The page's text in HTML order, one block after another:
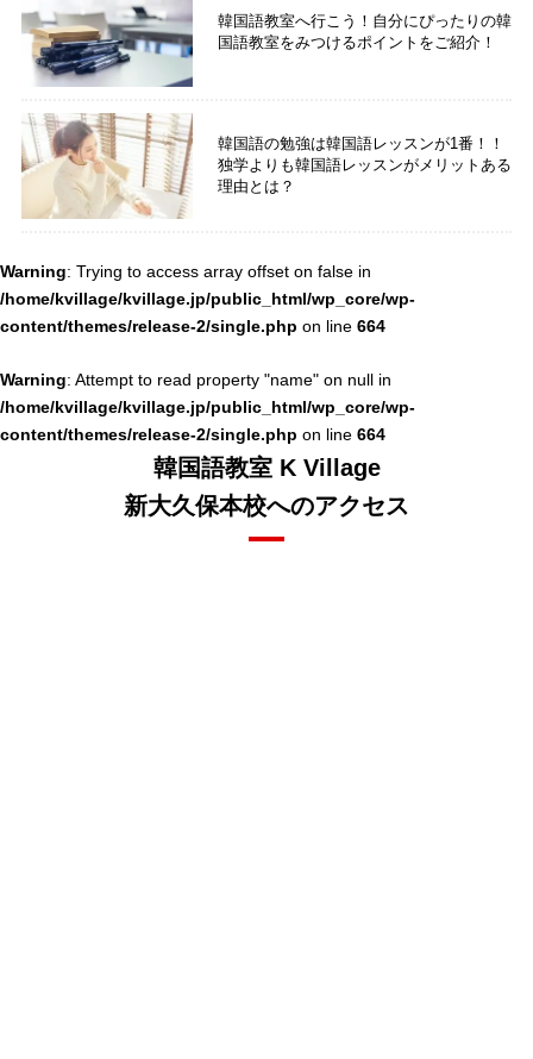
韓国語教室へ行こう！自分にぴったりの韓
国語教室をみつけるポイントをご紹介！
韓国語の勉強は韓国語レッスンが1番！！
独学よりも韓国語レッスンがメリットある
理由とは？
Warning: Trying to access array offset on false in
/home/kvillage/kvillage.jp/public_html/wp_core/wp-
content/themes/release-2/single.php on line 664
Warning: Attempt to read property "name" on null in
/home/kvillage/kvillage.jp/public_html/wp_core/wp-
content/themes/release-2/single.php on line 664
韓国語教室 K Village
新大久保本校へのアクセス